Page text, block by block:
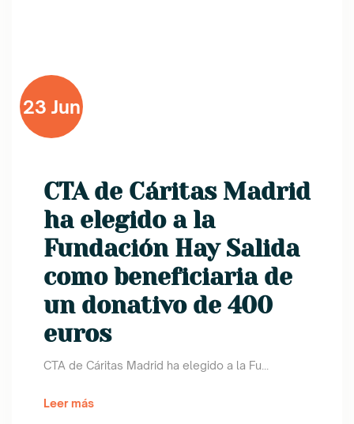
23 Jun
CTA de Cáritas Madrid
ha elegido a la
Fundación Hay Salida
como beneficiaria de
un donativo de 400
euros
CTA de Cáritas Madrid ha elegido a la Fu...
Leer más